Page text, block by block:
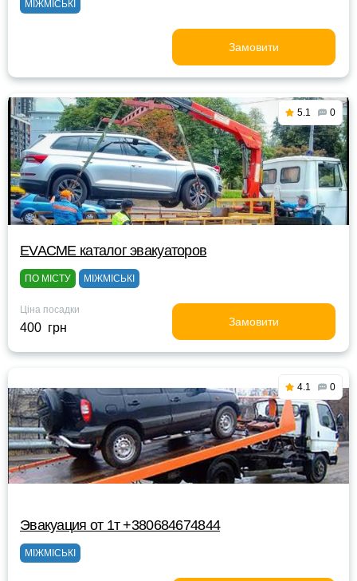
МІЖМІСЬКІ
Замовити
5.1 0
EVACME каталог эвакуаторов
ПО МІСТУ МІЖМІСЬКІ
Ціна посадки
400 грн Замовити
4.1 0
Эвакуация от 1т +380684674844
МІЖМІСЬКІ